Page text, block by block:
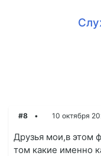
#8 10 октября
Друзья мои,в этом
том какие именно